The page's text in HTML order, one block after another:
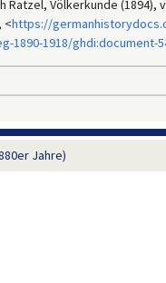
Ratzel, Völkerkunde (1894),
<https://
1890-1918/ghdi:document-
Jahre)